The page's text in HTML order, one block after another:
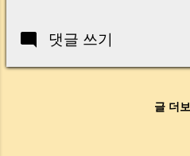
사실은 ‘구조’를 몰라서
서 오늘은 잔금일에 실제
는지, 왜 사고가 나는지,
드리겠습니다. 이 글 하
a loved one
to support
댓글 쓰기
글 더보